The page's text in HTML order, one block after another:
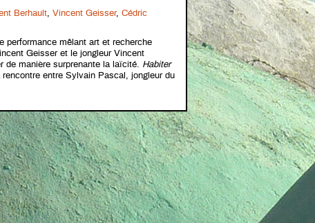
Berhault, Vincent Geisser, Cédric
performance mêlant art et recherche
Geisser et le jongleur Vincent
de manière surprenante la laïcité. Habiter
entre Sylvain Pascal, jongleur du